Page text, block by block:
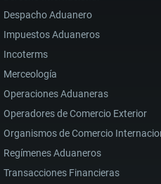
Despacho Aduanero
Impuestos Aduaneros
Incoterms
Merceología
Operaciones Aduaneras
Operadores de Comercio Exterior
Organismos de Comercio
Regímenes Aduaneros
Transacciones Financieras